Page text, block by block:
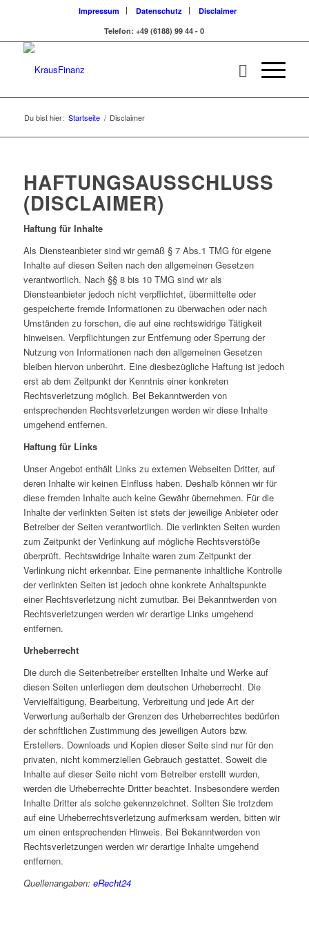
Impressum Datenschutz
Disclaimer
Telefon: +49 (6188) 99 44 - 0
Du bist hier: Startseite / Disclaimer
HAFTUNGSAUSSCHLUSS
(DISCLAIMER)
Haftung für Inhalte
Als Diensteanbieter sind wir gemäß § 7 Abs.1 TMG für eigene
Inhalte auf diesen Seiten nach den allgemeinen Gesetzen
verantwortlich. Nach §§ 8 bis 10 TMG sind wir als
Diensteanbieter jedoch nicht verpflichtet, übermittelte oder
gespeicherte fremde Informationen zu überwachen oder nach
Umständen zu forschen, die auf eine rechtswidrige Tätigkeit
hinweisen. Verpflichtungen zur Entfernung oder Sperrung der
Nutzung von Informationen nach den allgemeinen Gesetzen
bleiben hiervon unberührt. Eine diesbezügliche Haftung ist jedoch
erst ab dem Zeitpunkt der Kenntnis einer konkreten
Rechtsverletzung möglich. Bei Bekanntwerden von
entsprechenden Rechtsverletzungen werden wir diese Inhalte
umgehend entfernen.
Haftung für Links
Unser Angebot enthält Links zu externen Webseiten Dritter, auf
deren Inhalte wir keinen Einfluss haben. Deshalb können wir für
diese fremden Inhalte auch keine Gewähr übernehmen. Für die
Inhalte der verlinkten Seiten ist stets der jeweilige Anbieter oder
Betreiber der Seiten verantwortlich. Die verlinkten Seiten wurden
zum Zeitpunkt der Verlinkung auf mögliche Rechtsverstöße
überprüft. Rechtswidrige Inhalte waren zum Zeitpunkt der
Verlinkung nicht erkennbar. Eine permanente inhaltliche Kontrolle
der verlinkten Seiten ist jedoch ohne konkrete Anhaltspunkte
einer Rechtsverletzung nicht zumutbar. Bei Bekanntwerden von
Rechtsverletzungen werden wir derartige Links umgehend
entfernen.
Urheberrecht
Die durch die Seitenbetreiber erstellten Inhalte und Werke auf
diesen Seiten unterliegen dem deutschen Urheberrecht. Die
Vervielfältigung, Bearbeitung, Verbreitung und jede Art der
Verwertung außerhalb der Grenzen des Urheberrechtes bedürfen
der schriftlichen Zustimmung des jeweiligen Autors bzw.
Erstellers. Downloads und Kopien dieser Seite sind nur für den
privaten, nicht kommerziellen Gebrauch gestattet. Soweit die
Inhalte auf dieser Seite nicht vom Betreiber erstellt wurden,
werden die Urheberrechte Dritter beachtet. Insbesondere werden
Inhalte Dritter als solche gekennzeichnet. Sollten Sie trotzdem
auf eine Urheberrechtsverletzung aufmerksam werden, bitten wir
um einen entsprechenden Hinweis. Bei Bekanntwerden von
Rechtsverletzungen werden wir derartige Inhalte umgehend
entfernen.
Quellenangaben: eRecht24